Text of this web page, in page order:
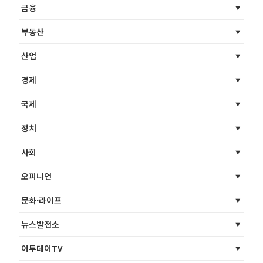
금융
부동산
산업
경제
국제
정치
사회
오피니언
문화·라이프
뉴스발전소
이투데이TV